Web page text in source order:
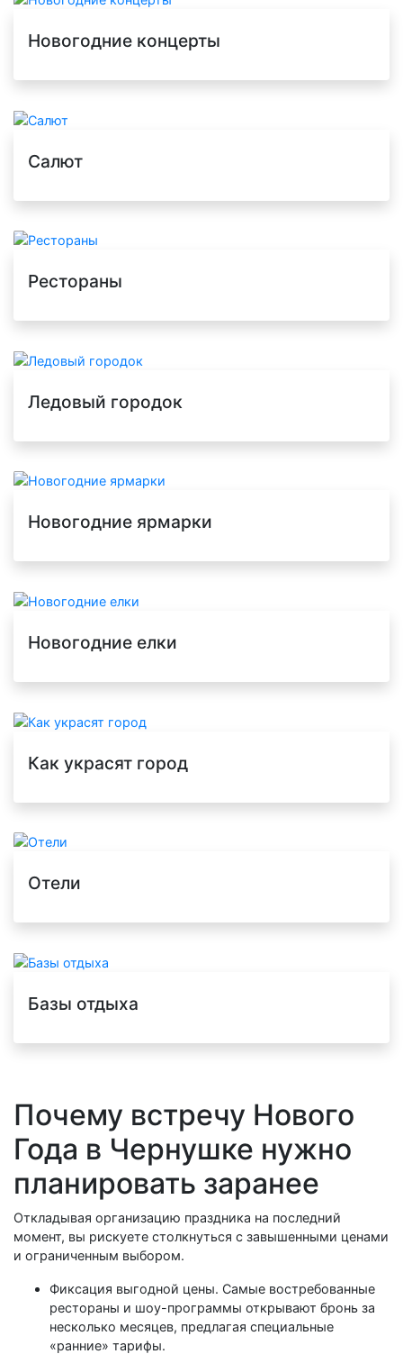
Новогодние концерты
Салют
Рестораны
Ледовый городок
Новогодние ярмарки
Новогодние елки
Как украсят город
Отели
Базы отдыха
Почему встречу Нового
Года в Чернушке нужно
планировать заранее
Откладывая организацию праздника на последний
момент, вы рискуете столкнуться с завышенными ценами
и ограниченным выбором.
Фиксация выгодной цены. Самые востребованные
рестораны и шоу-программы открывают бронь за
несколько месяцев, предлагая специальные
«ранние» тарифы.